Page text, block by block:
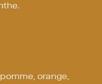
orange,